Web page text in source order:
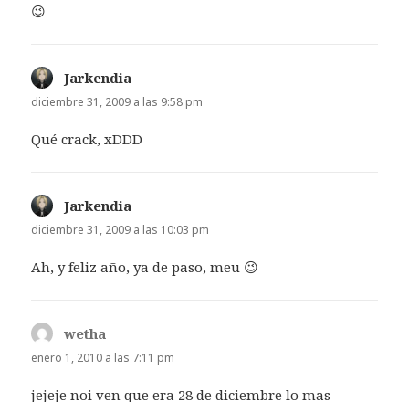
😉
Jarkendia
diciembre 31, 2009 a las 9:58 pm
Qué crack, xDDD
Jarkendia
diciembre 31, 2009 a las 10:03 pm
Ah, y feliz año, ya de paso, meu 😉
wetha
enero 1, 2010 a las 7:11 pm
jejeje noi ven que era 28 de diciembre lo mas